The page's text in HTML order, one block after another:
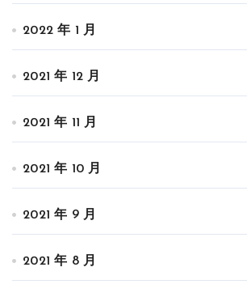
2022 年 1 月
2021 年 12 月
2021 年 11 月
2021 年 10 月
2021 年 9 月
2021 年 8 月